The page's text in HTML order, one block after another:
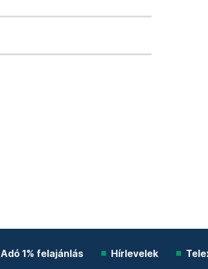
Adó 1% felajánlás Hírlevelek